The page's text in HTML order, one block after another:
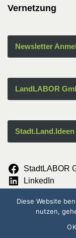
Vernetzung
Newsletter
LandLABOR
Stadt.Land.Ideen
StadtLABOR
LinkedIn
©
Diese Website
nutzen,
OK